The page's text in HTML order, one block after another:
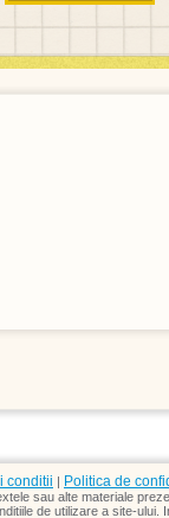
conditii | Politica de
sau alte materiale
de utilizare a site-